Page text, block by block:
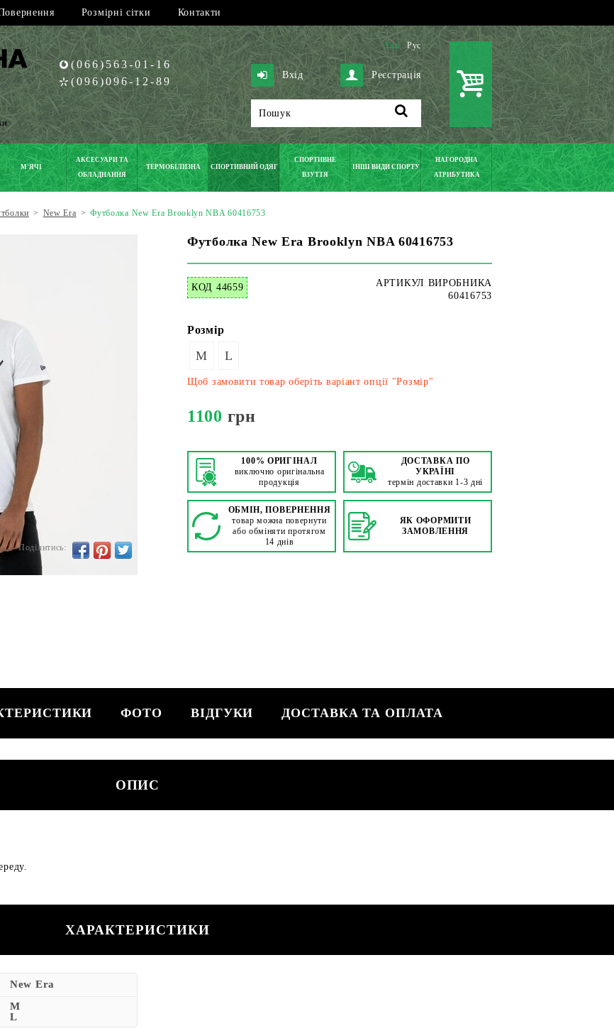
Розмірні сітки Контакти
(066)563-01-16
(096)096-12-89
Укр Рус
Вхід Реєстрація
М'ЯЧІ
АКСЕСУАРИ ТА
ОБЛАДНАННЯ
ТЕРМОБІЛИЗНА СПОРТИВНИЙ ОДЯГ
СПОРТИВНЕ
ВЗУТТЯ
ІНШІ ВИДИ СПОРТУ
НАГОРОДНА
АТРИБУТИКА
> New Era > Футболка New Era Brooklyn NBA 60416753
Футболка New Era Brooklyn NBA 60416753
КОД 44659
АРТИКУЛ ВИРОБНИКА
60416753
Поділитись:
Розмір
M L
Щоб замовити товар оберіть варіант опції "Розмір"
1100 грн
100% ОРИГІНАЛ
виключно оригінальна
продукція
ДОСТАВКА ПО
УКРАЇНІ
термін доставки 1-3 дні
ОБМІН, ПОВЕРНЕННЯ
товар можна повернути
або обміняти протягом
14 днів
ЯК ОФОРМИТИ
ЗАМОВЛЕННЯ
ФОТО ВІДГУКИ ДОСТАВКА ТА ОПЛАТА
ОПИС
ХАРАКТЕРИСТИКИ
New Era
M
L